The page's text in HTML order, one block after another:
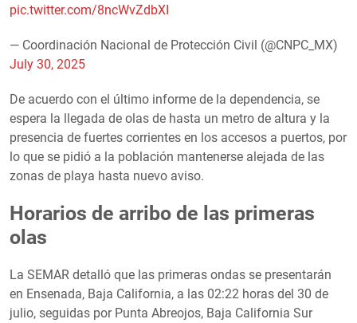
pic.twitter.com/8ncWvZdbXI
— Coordinación Nacional de Protección Civil (@CNPC_MX)
July 30, 2025
De acuerdo con el último informe de la dependencia, se
espera la llegada de olas de hasta un metro de altura y la
presencia de fuertes corrientes en los accesos a puertos, por
lo que se pidió a la población mantenerse alejada de las
zonas de playa hasta nuevo aviso.
Horarios de arribo de las primeras
olas
La SEMAR detalló que las primeras ondas se presentarán
en Ensenada, Baja California, a las 02:22 horas del 30 de
julio, seguidas por Punta Abreojos, Baja California Sur